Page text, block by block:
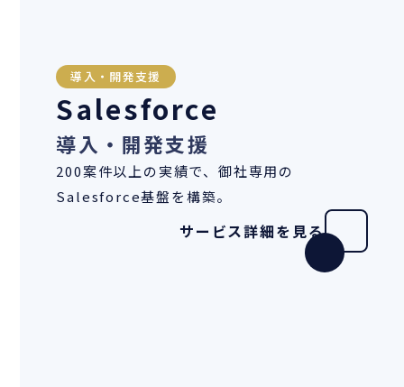
導入・開発支援
Salesforce
導入・開発支援
200案件以上の実績で、御社専用の
Salesforce基盤を構築。
サービス詳細を見る